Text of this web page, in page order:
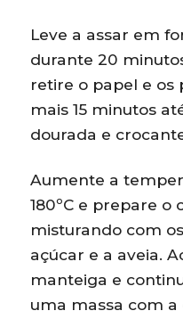
Leve a assar em
durante 20
retire o papel e os
mais 15 minutos
dourada e
Aumente a
180ºC e prepare o
misturando com
açúcar e a aveia.
manteiga e
uma massa com a